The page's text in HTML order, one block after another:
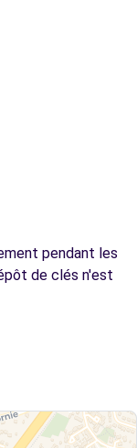
pendant les
de clés n'est